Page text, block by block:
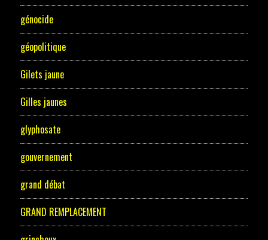
génocide
géopolitique
Gilets jaune
Gilles jaunes
glyphosate
gouvernement
grand débat
GRAND REMPLACEMENT